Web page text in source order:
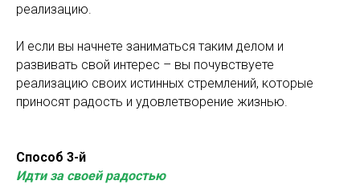
реализацию.
И если вы начнете заниматься таким делом и
развивать свой интерес – вы почувствуете
реализацию своих истинных стремлений, которые
приносят радость и удовлетворение жизнью.
Способ 3-й
Идти за своей радостью